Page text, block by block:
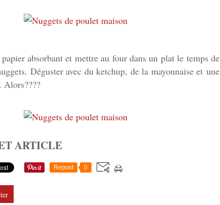
absorbant et mettre au four dans un plat le temps de
Déguster avec du ketchup, de la mayonnaise et une
Alors????
ARTICLE
Repost 0